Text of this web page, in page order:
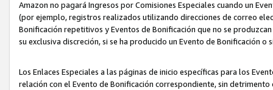
Amazon no pagará Ingresos por Comisiones Especiales cuando un
(por ejemplo, registros realizados utilizando direcciones de correo
Bonificación repetitivos y Eventos de Bonificación que no se
su exclusiva discreción, si se ha producido un Evento de Bonificación
Los Enlaces Especiales a las páginas de inicio específicas para los
relación con el Evento de Bonificación correspondiente, sin